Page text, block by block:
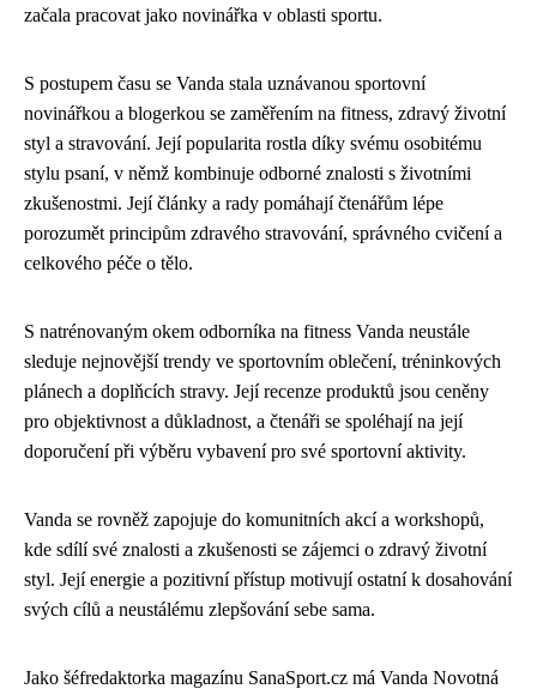
začala pracovat jako novinářka v oblasti sportu.
S postupem času se Vanda stala uznávanou sportovní
novinářkou a blogerkou se zaměřením na fitness, zdravý životní
styl a stravování. Její popularita rostla díky svému osobitému
stylu psaní, v němž kombinuje odborné znalosti s životními
zkušenostmi. Její články a rady pomáhají čtenářům lépe
porozumět principům zdravého stravování, správného cvičení a
celkového péče o tělo.
S natrénovaným okem odborníka na fitness Vanda neustále
sleduje nejnovější trendy ve sportovním oblečení, tréninkových
plánech a doplňcích stravy. Její recenze produktů jsou ceněny
pro objektivnost a důkladnost, a čtenáři se spoléhají na její
doporučení při výběru vybavení pro své sportovní aktivity.
Vanda se rovněž zapojuje do komunitních akcí a workshopů,
kde sdílí své znalosti a zkušenosti se zájemci o zdravý životní
styl. Její energie a pozitivní přístup motivují ostatní k dosahování
svých cílů a neustálému zlepšování sebe sama.
Jako šéfredaktorka magazínu SanaSport.cz má Vanda Novotná